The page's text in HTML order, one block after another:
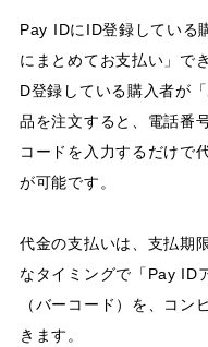
Pay IDにID登録している
にまとめてお支払い」で
D登録している購入者が
品を注文すると、電話番
コードを入力するだけで
が可能です。
代金の支払いは、支払期
なタイミングで「Pay ID
（バーコード）を、コン
きます。